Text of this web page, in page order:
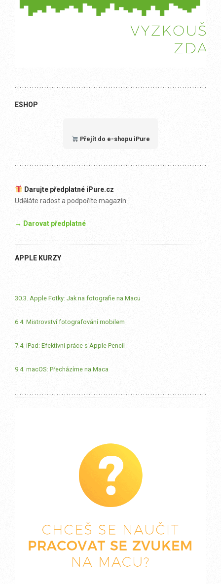
ESHOP
Přejít do e-shopu iPure
Darujte předplatné iPure.cz
Uděláte radost a podpoříte magazín.
→ Darovat předplatné
APPLE KURZY
30.3. Apple Fotky: Jak na fotografie na Macu
6.4. Mistrovství fotografování mobilem
7.4. iPad: Efektivní práce s Apple Pencil
9.4. macOS: Přecházíme na Maca